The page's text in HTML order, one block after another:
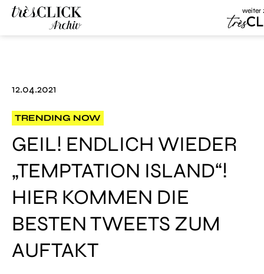
weiter
12.04.2021
TRENDING NOW
GEIL! ENDLICH WIEDER
„TEMPTATION ISLAND“!
HIER KOMMEN DIE
BESTEN TWEETS ZUM
AUFTAKT